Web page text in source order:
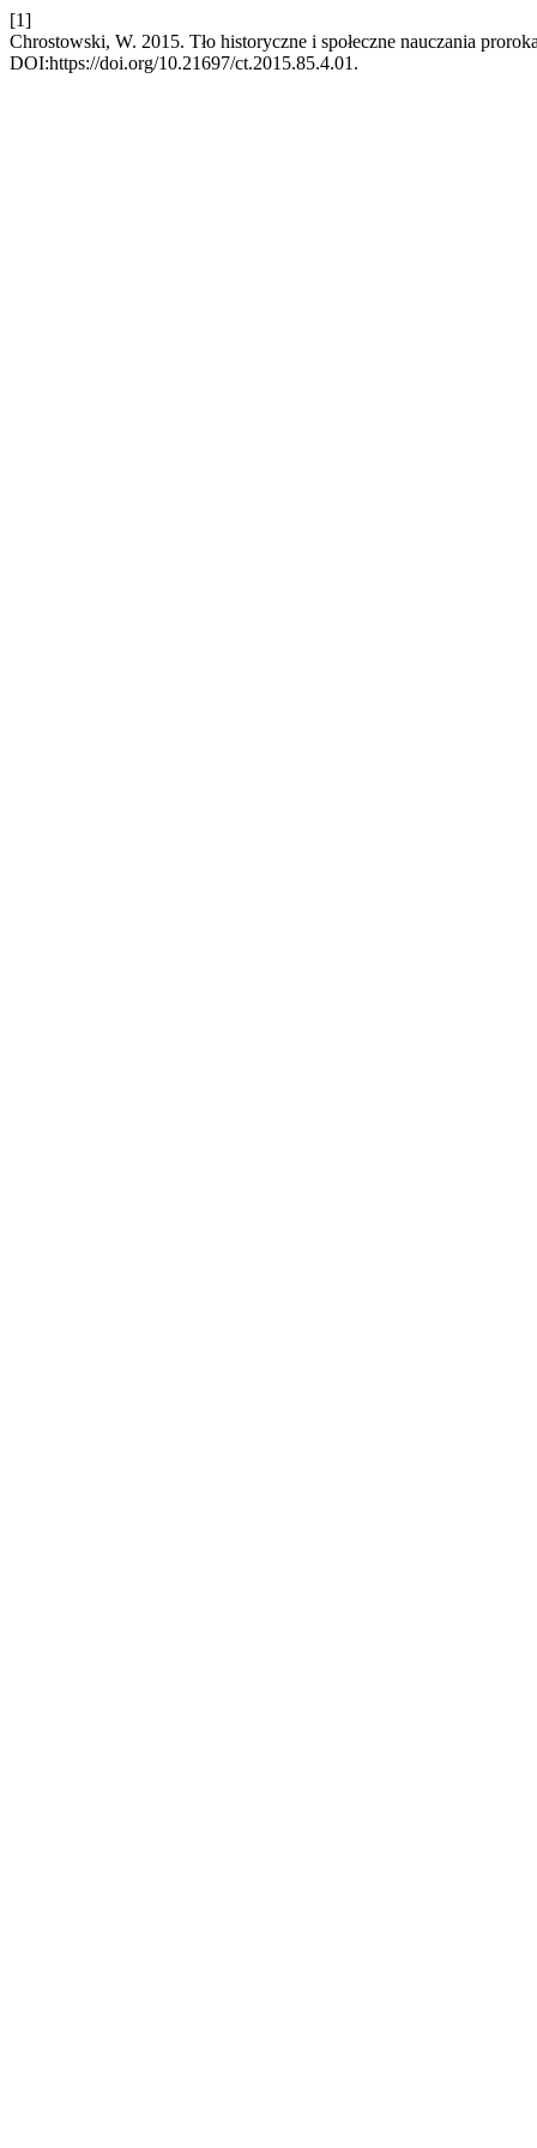
[1]
Chrostowski, W. 2015. Tło historyczne i społeczne nauczania
DOI:https://doi.org/10.21697/ct.2015.85.4.01.